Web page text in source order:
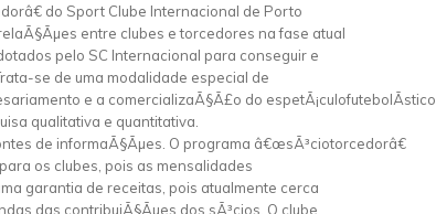
do Sport Clube Internacional de Porto
entre clubes e torcedores na fase atual
pelo SC Internacional para conseguir e
se de uma modalidade especial de
e a comercializaÃ§Ã£o do espetÃ¡culofutebolÃ­stico.
qualitativa e quantitativa.
de informaÃ§Ãµes. O programa â€œsÃ³ciotorcedorâ€
os clubes, pois as mensalidades
garantia de receitas, pois atualmente cerca
das contribuiÃ§Ãµes dos sÃ³cios. O clube